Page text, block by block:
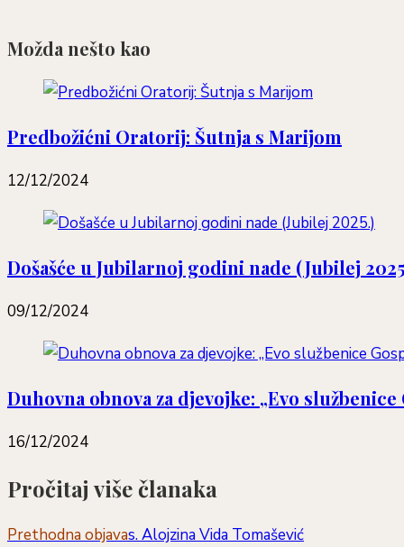
Možda nešto kao
Predbožićni Oratorij: Šutnja s Marijom
12/12/2024
Došašće u Jubilarnoj godini nade (Jubilej
09/12/2024
Duhovna obnova za djevojke: „Evo službenice
16/12/2024
Pročitaj više članaka
Prethodna objavas. Alojzina Vida Tomašević